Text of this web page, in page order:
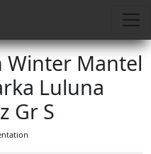
Winter Mantel
Luluna
Gr S